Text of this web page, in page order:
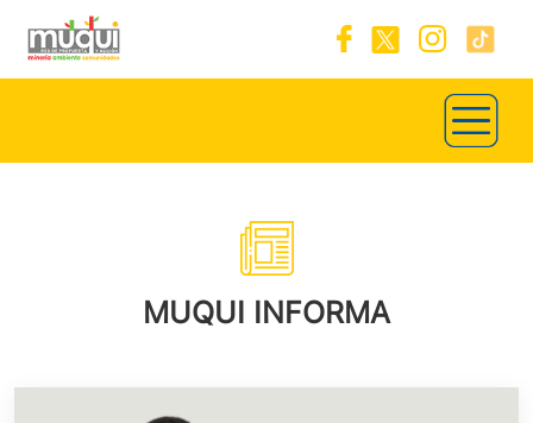
MUQUI INFORMA